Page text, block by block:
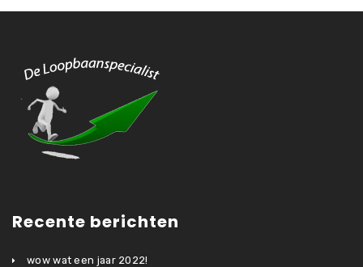
Recente berichten
wow wat een jaar 2022!